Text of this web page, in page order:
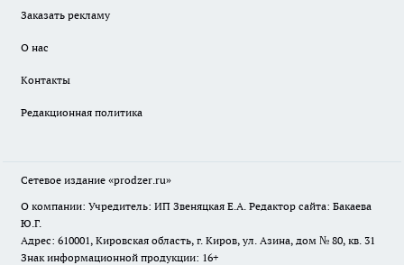
Заказать рекламу
О нас
Контакты
Редакционная политика
Сетевое издание «prodzer.ru»
О компании: Учредитель: ИП Звеняцкая Е.А. Редактор сайта: Бакаева
Ю.Г.
Адрес: 610001, Кировская область, г. Киров, ул. Азина, дом № 80, кв. 31
Знак информационной продукции: 16+